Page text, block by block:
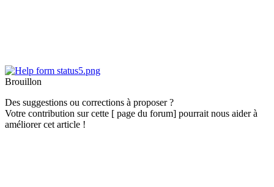
Brouillon
Des suggestions ou corrections à proposer ?
Votre contribution sur cette [ page du forum] pourrait nous aider à
améliorer cet article !